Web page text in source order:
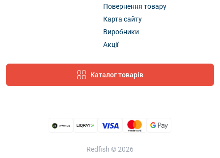
Повернення товару
Карта сайту
Виробники
Акції
Каталог товарів
Redfish © 2026